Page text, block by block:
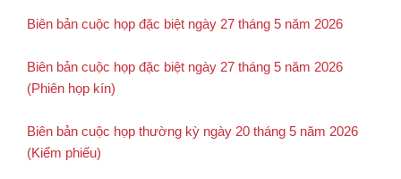
Biên bản cuộc họp đặc biệt ngày 27 tháng 5 năm 2026
Biên bản cuộc họp đặc biệt ngày 27 tháng 5 năm 2026
(Phiên họp kín)
Biên bản cuộc họp thường kỳ ngày 20 tháng 5 năm 2026
(Kiểm phiếu)